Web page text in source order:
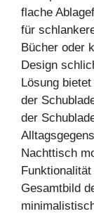
flache
für
Bücher oder
Design
Lösung
der
der
Nachttisch
Gesamtbild